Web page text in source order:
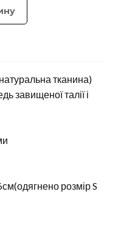
тканина)
завищеної талії і
розмір S